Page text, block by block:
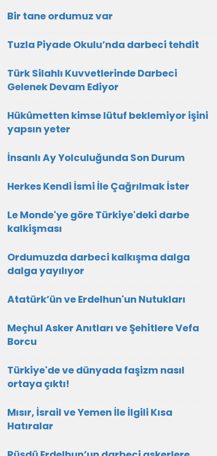
Bir tane ordumuz var
Tuzla Piyade Okulu’nda darbeci tehdit
Türk Silahlı Kuvvetlerinde Darbeci
Gelenek Devam Ediyor
Hükûmetten kimse lütuf beklemiyor işini
yapsın yeter
İnsanlı Ay Yolculuğunda Son Durum
Herkes Kendi İsmi İle Çağrılmak İster
Le Monde'ye göre Türkiye'deki darbe
kalkişması
Ordumuzda darbeci kalkışma dalga
dalga yayılıyor
Atatürk’ün ve Erdelhun'un Nutukları
Meçhul Asker Anıtları ve Şehitlere Vefa
Borcu
Türkiye'de ve dünyada faşizm nasıl
ortaya çıktı!
Mısır, İsrail ve Yemen İle İlgili Kısa
Hatıralar